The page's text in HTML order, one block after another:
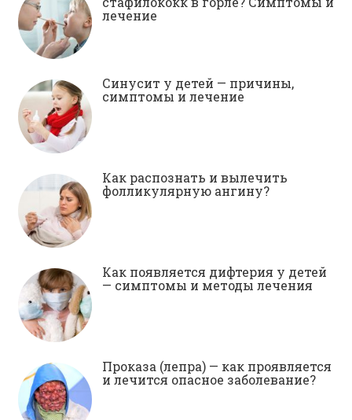
лечение
Синусит у детей — причины,
симптомы и лечение
Как распознать и вылечить
фолликулярную ангину?
Как появляется дифтерия у детей
— симптомы и методы лечения
Проказа (лепра) — как проявляется
и лечится опасное заболевание?